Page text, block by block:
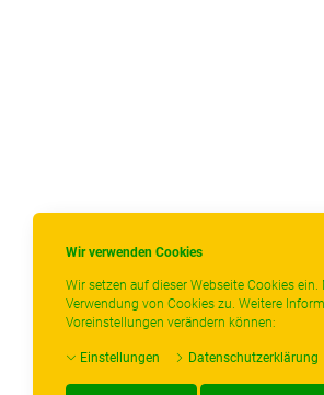
Wir verwenden Cookies
Wir setzen auf dieser Webseite Cookies
Verwendung von Cookies zu. Weitere
Voreinstellungen verändern können:
Einstellungen Datenschutzerklärung